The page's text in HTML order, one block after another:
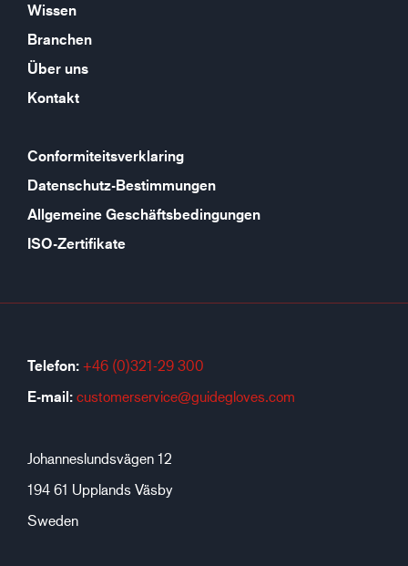
Wissen
Branchen
Über uns
Kontakt
Conformiteitsverklaring
Datenschutz-Bestimmungen
Allgemeine Geschäftsbedingungen
ISO-Zertifikate
Telefon: +46 (0)321-29 300
E-mail: customerservice@guidegloves.com
Johanneslundsvägen 12
194 61 Upplands Väsby
Sweden